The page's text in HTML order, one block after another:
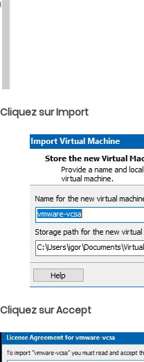
Cliquez sur Import
Cliquez sur Accept